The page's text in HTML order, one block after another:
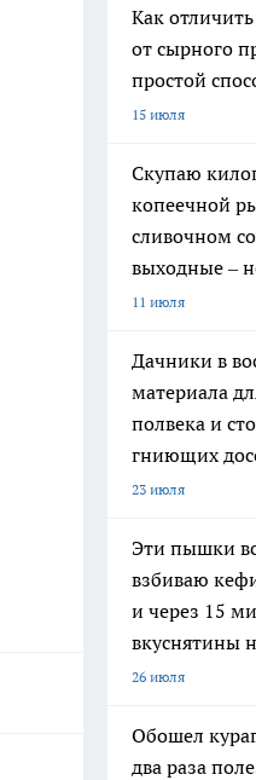
Как
от сырного
простой
15 июля
Скупаю
копеечной
сливочном
выходные –
11 июля
Дачники в
материала
полвека и
гниющих
23 июля
Эти пышки
взбиваю
и через 15
вкуснятины
26 июля
Обошел
два раза